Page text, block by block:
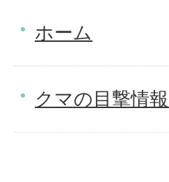
ホーム
クマの目撃情